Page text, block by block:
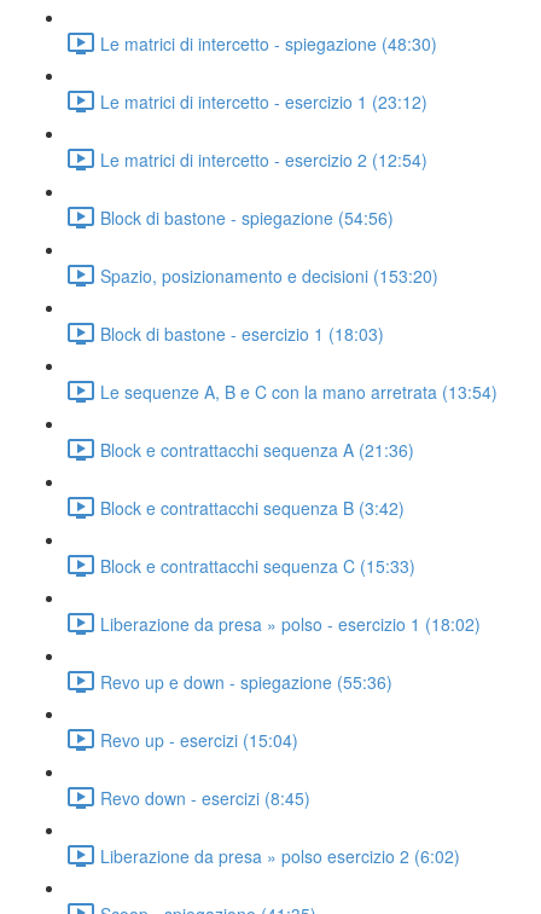
Le matrici di intercetto - spiegazione (48:30)
Le matrici di intercetto - esercizio 1 (23:12)
Le matrici di intercetto - esercizio 2 (12:54)
Block di bastone - spiegazione (54:56)
Spazio, posizionamento e decisioni (153:20)
Block di bastone - esercizio 1 (18:03)
Le sequenze A, B e C con la mano arretrata (13:54)
Block e contrattacchi sequenza A (21:36)
Block e contrattacchi sequenza B (3:42)
Block e contrattacchi sequenza C (15:33)
Liberazione da presa » polso - esercizio 1 (18:02)
Revo up e down - spiegazione (55:36)
Revo up - esercizi (15:04)
Revo down - esercizi (8:45)
Liberazione da presa » polso esercizio 2 (6:02)